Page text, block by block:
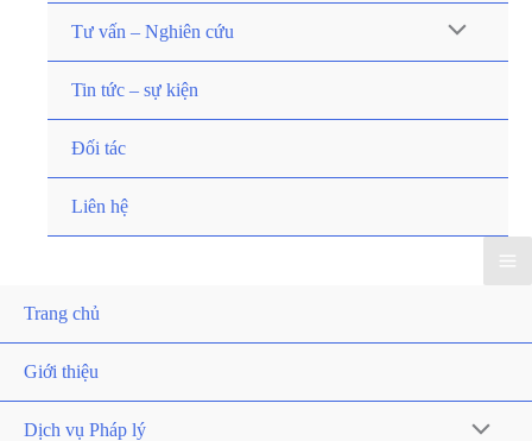
Tư vấn – Nghiên cứu
Tin tức – sự kiện
Đối tác
Liên hệ
Trang chủ
Giới thiệu
Dịch vụ Pháp lý